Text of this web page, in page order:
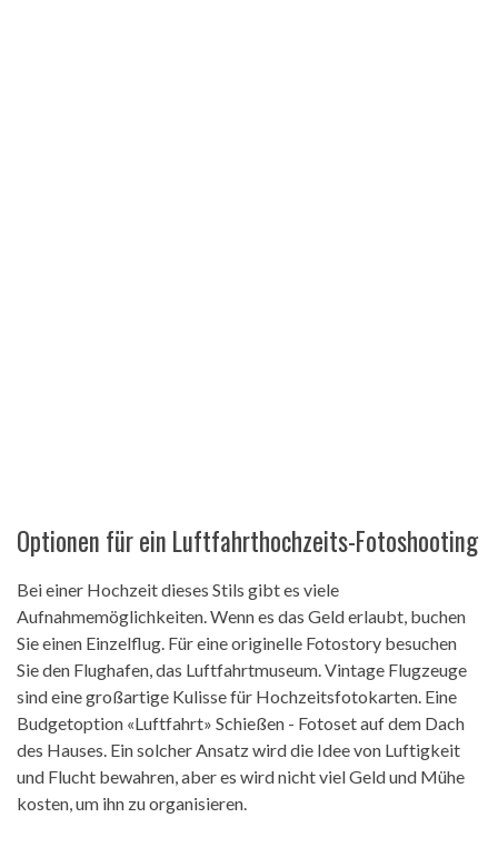
Optionen für ein Luftfahrthochzeits-Fotoshooting
Bei einer Hochzeit dieses Stils gibt es viele
Aufnahmemöglichkeiten. Wenn es das Geld erlaubt, buchen
Sie einen Einzelflug. Für eine originelle Fotostory besuchen
Sie den Flughafen, das Luftfahrtmuseum. Vintage Flugzeuge
sind eine großartige Kulisse für Hochzeitsfotokarten. Eine
Budgetoption «Luftfahrt» Schießen - Fotoset auf dem Dach
des Hauses. Ein solcher Ansatz wird die Idee von Luftigkeit
und Flucht bewahren, aber es wird nicht viel Geld und Mühe
kosten, um ihn zu organisieren.